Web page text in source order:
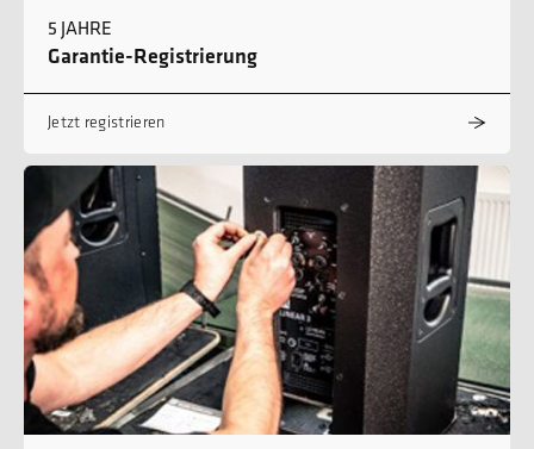
5 JAHRE
Garantie-Registrierung
Jetzt registrieren